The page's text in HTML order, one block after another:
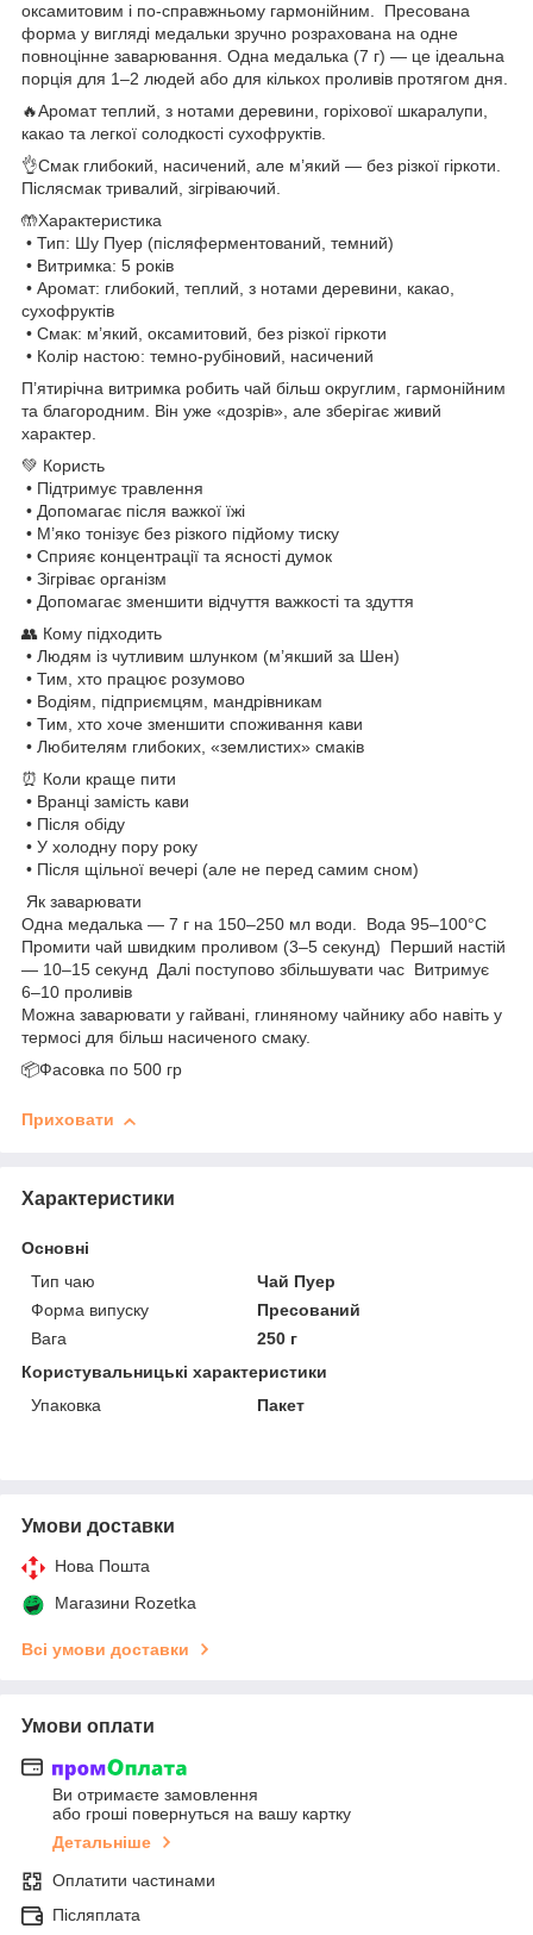
оксамитовим і по-справжньому гармонійним. Пресована
форма у вигляді медальки зручно розрахована на одне
повноцінне заварювання. Одна медалька (7 г) — це ідеальна
порція для 1–2 людей або для кількох проливів протягом дня.
🔥Аромат теплий, з нотами деревини, горіхової шкаралупи,
какао та легкої солодкості сухофруктів.
👌Смак глибокий, насичений, але м’який — без різкої гіркоти.
Післясмак тривалий, зігріваючий.
🤲Характеристика
• Тип: Шу Пуер (післяферментований, темний)
• Витримка: 5 років
• Аромат: глибокий, теплий, з нотами деревини, какао,
сухофруктів
• Смак: м’який, оксамитовий, без різкої гіркоти
• Колір настою: темно-рубіновий, насичений
П’ятирічна витримка робить чай більш округлим, гармонійним
та благородним. Він уже «дозрів», але зберігає живий
характер.
💚 Користь
• Підтримує травлення
• Допомагає після важкої їжі
• М’яко тонізує без різкого підйому тиску
• Сприяє концентрації та ясності думок
• Зігріває організм
• Допомагає зменшити відчуття важкості та здуття
👥 Кому підходить
• Людям із чутливим шлунком (м’якший за Шен)
• Тим, хто працює розумово
• Водіям, підприємцям, мандрівникам
• Тим, хто хоче зменшити споживання кави
• Любителям глибоких, «землистих» смаків
⏰ Коли краще пити
• Вранці замість кави
• Після обіду
• У холодну пору року
• Після щільної вечері (але не перед самим сном)
Як заварювати
Одна медалька — 7 г на 150–250 мл води. Вода 95–100°C
Промити чай швидким проливом (3–5 секунд) Перший настій
— 10–15 секунд Далі поступово збільшувати час Витримує
6–10 проливів
Можна заварювати у гайвані, глиняному чайнику або навіть у
термосі для більш насиченого смаку.
📦Фасовка по 500 гр
Приховати
Характеристики
Основні
Тип чаю
Чай Пуер
Форма випуску
Пресований
Вага
250 г
Користувальницькі характеристики
Упаковка
Пакет
Умови доставки
Нова Пошта
Магазини Rozetka
Всі умови доставки
Умови оплати
Ви отримаєте замовлення
або гроші повернуться на вашу картку
Детальніше
Оплатити частинами
Післяплата